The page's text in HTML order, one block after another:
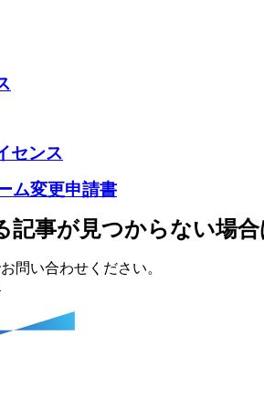
センス
ム変更申請書
記事が見つからない場
問い合わせください。